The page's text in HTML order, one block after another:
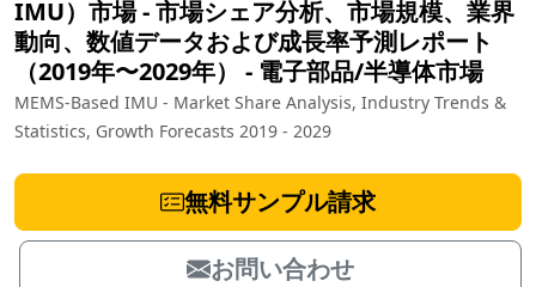
IMU）市場 - 市場シェア分析、市場規模、業界
動向、数値データおよび成長率予測レポート
（2019年〜2029年）
‐ 電子部品/半導体市場
MEMS-Based IMU - Market Share Analysis, Industry Trends &
Statistics, Growth Forecasts 2019 - 2029
無料サンプル請求
お問い合わせ